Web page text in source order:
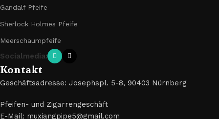
Gandalf Pfeife
Sherlock Holmes Pfeife
Meerschaumpfeife
Socialmedia:
Kontakt
Geschäftsadresse: Josephspl. 5-8, 90403 Nürnberg
Pfeifen- und Zigarrengeschäft
E-Mail: muxiangpipe5@gmail.com